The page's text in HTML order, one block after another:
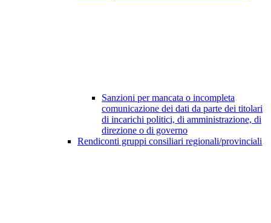
Sanzioni per mancata o incompleta
comunicazione dei dati da parte dei titolari
di incarichi politici, di amministrazione, di
direzione o di governo
Rendiconti gruppi consiliari regionali/provinciali